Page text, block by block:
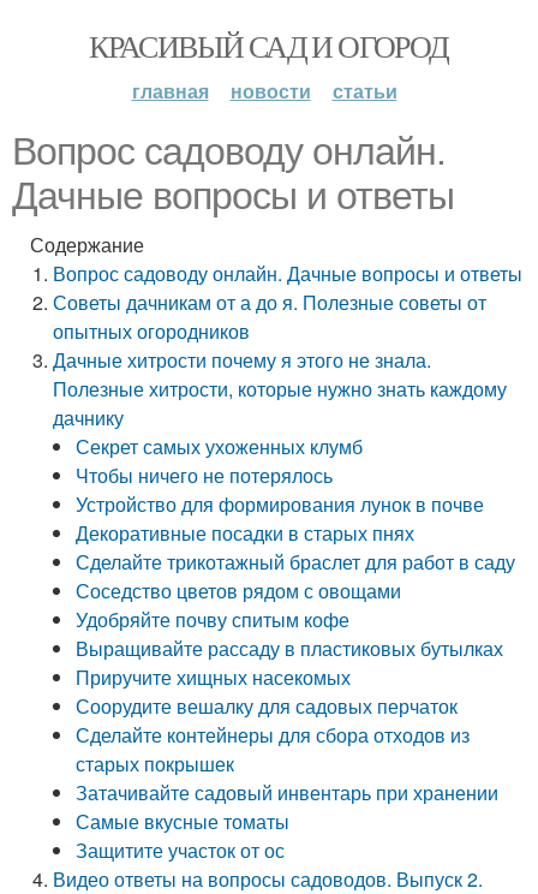
КРАСИВЫЙ САД И ОГОРОД
главная новости статьи
Вопрос садоводу онлайн.
Дачные вопросы и ответы
Содержание
Вопрос садоводу онлайн. Дачные вопросы и ответы
Советы дачникам от а до я. Полезные советы от
опытных огородников
Дачные хитрости почему я этого не знала.
Полезные хитрости, которые нужно знать каждому
дачнику
Секрет самых ухоженных клумб
Чтобы ничего не потерялось
Устройство для формирования лунок в почве
Декоративные посадки в старых пнях
Сделайте трикотажный браслет для работ в саду
Соседство цветов рядом с овощами
Удобряйте почву спитым кофе
Выращивайте рассаду в пластиковых бутылках
Приручите хищных насекомых
Соорудите вешалку для садовых перчаток
Сделайте контейнеры для сбора отходов из
старых покрышек
Затачивайте садовый инвентарь при хранении
Самые вкусные томаты
Защитите участок от ос
Видео ответы на вопросы садоводов. Выпуск 2.